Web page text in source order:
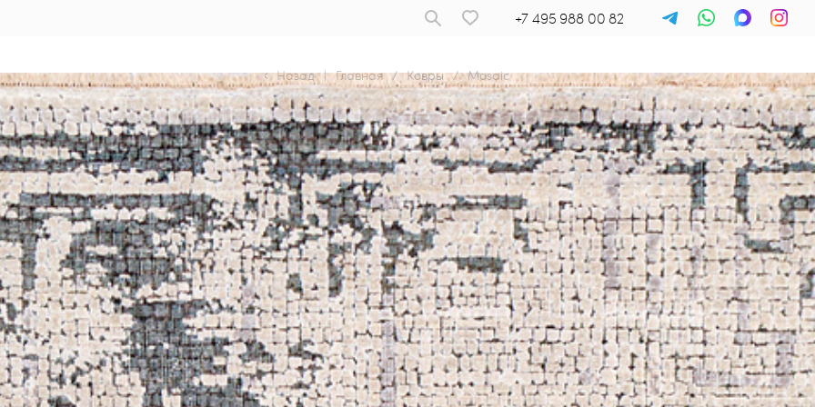
+7 495 988 00 82
Назад | Главная / Ковры / Mosaic